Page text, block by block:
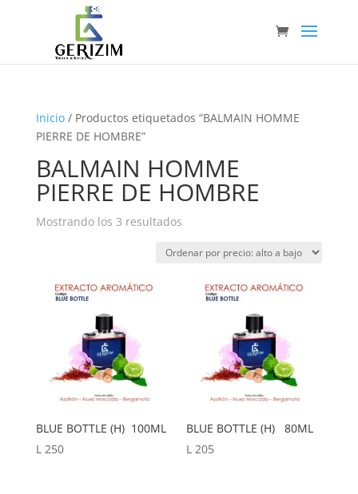
Inicio/ Productos etiquetados “BALMAIN HOMME
PIERRE DE HOMBRE”
BALMAIN HOMME
PIERRE DE HOMBRE
Mostrando los 3 resultadosOrdenado
precio:
BLUE BOTTLE (H) 100ML
L250
BLUE BOTTLE (H) 80ML
L205